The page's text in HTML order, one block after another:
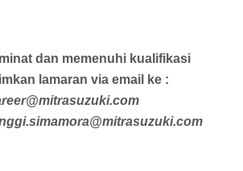
dan memenuhi kualifikasi
lamaran via email ke :